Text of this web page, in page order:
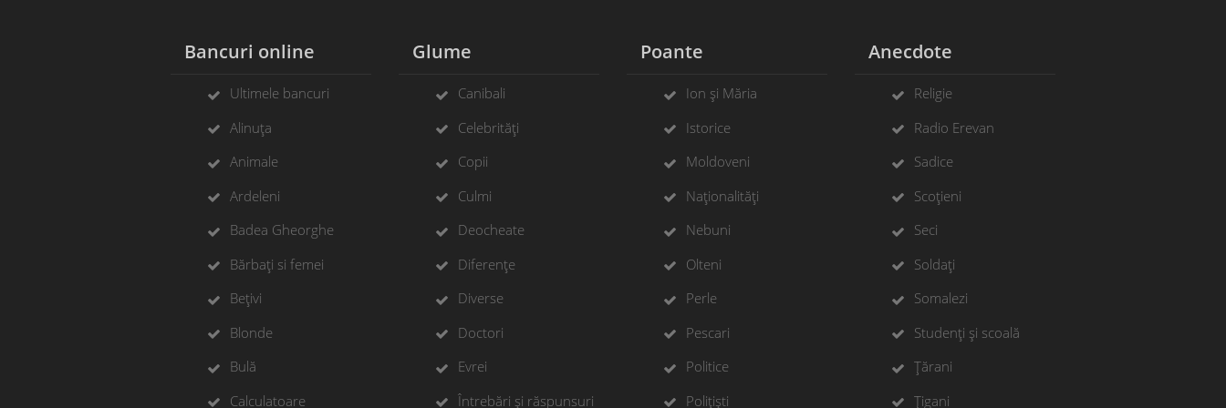
Bancuri online
Ultimele bancuri
Alinuța
Animale
Ardeleni
Badea Gheorghe
Bărbați si femei
Bețivi
Blonde
Bulă
Calculatoare
Glume
Canibali
Celebrități
Copii
Culmi
Deocheate
Diferențe
Diverse
Doctori
Evrei
Întrebări și răspunsuri
Poante
Ion și Măria
Istorice
Moldoveni
Naționalități
Nebuni
Olteni
Perle
Pescari
Politice
Polițiști
Anecdote
Religie
Radio Erevan
Sadice
Scoțieni
Seci
Soldați
Somalezi
Studenți și scoală
Țărani
Țigani